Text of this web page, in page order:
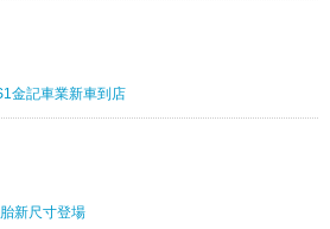
金記車業新車到店
新尺寸登場